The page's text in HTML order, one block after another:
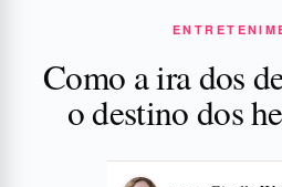
Como a ira dos
o destino dos